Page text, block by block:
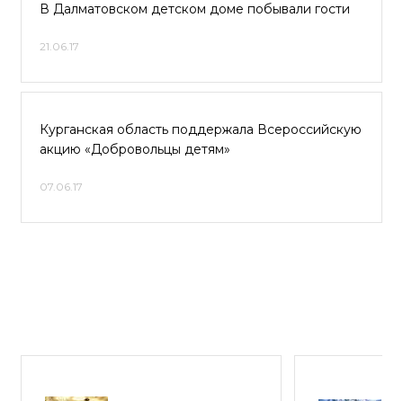
В Далматовском детском доме побывали гости
21.06.17
Курганская область поддержала Всероссийскую
акцию «Добровольцы детям»
07.06.17